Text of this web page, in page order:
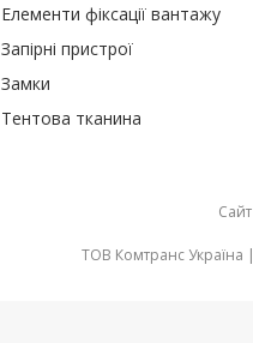
Елементи фіксації вантажу
Запірні пристрої
Замки
Тентова тканина
ТОВ Комтранс Україна |